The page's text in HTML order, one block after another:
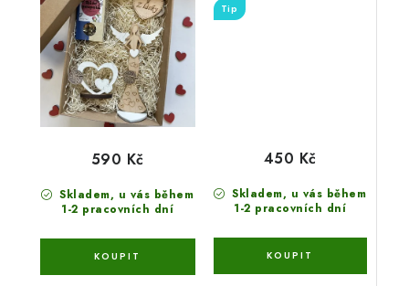
Skladem, u vás během
1-2 pracovních dní
590 Kč
Tip
Skladem, u vás během
1-2 pracovních dní
450 Kč